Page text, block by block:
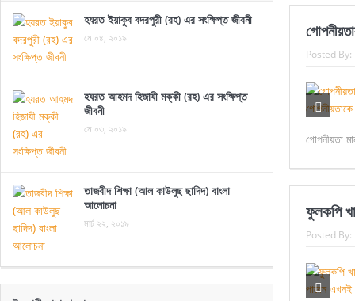
Posted By:
গোপনীয়তা
ফুলকপি
Posted By:
হযরত ইয়াকুব বদরপুরী (রহ) এর সংক্ষিপ্ত জীবনী
মে ০৪, ২০১৯
হযরত আহমদ হিজাযী মক্কী (রহ) এর সংক্ষিপ্ত
জীবনী
মে ০৩, ২০১৯
তাজবীদ শিক্ষা (আল কাউলুছ ছাদিদ) বাংলা
আলোচনা
মার্চ ২২, ২০১৯